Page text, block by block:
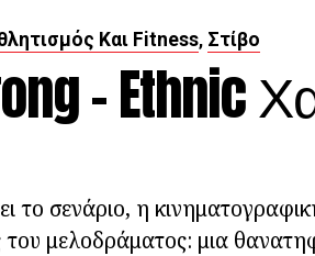
Και Fitness, Στίβο
- Ethnic
το σενάριο, η
του μελοδράματος: μια